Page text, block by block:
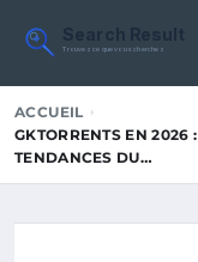
Search Result
Trouvez ce que vous cherchez
ACCUEIL
GKTORRENTS EN 2026
TENDANCES DU…